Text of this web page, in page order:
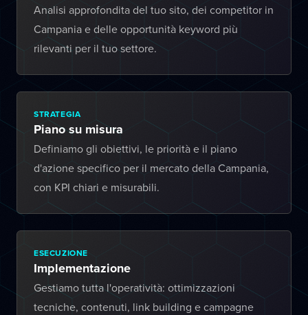
Analisi approfondita del tuo sito, dei competitor in
Campania e delle opportunità keyword più
rilevanti per il tuo settore.
STRATEGIA
Piano su misura
Definiamo gli obiettivi, le priorità e il piano
d'azione specifico per il mercato della Campania,
con KPI chiari e misurabili.
ESECUZIONE
Implementazione
Gestiamo tutta l'operatività: ottimizzazioni
tecniche, contenuti, link building e campagne